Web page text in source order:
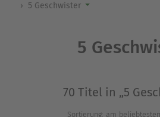
5 Geschwister
5
70 Titel in „5
Sortierung: am